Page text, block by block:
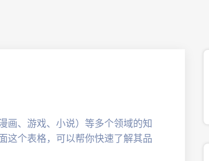
画、游戏、小说）等多个领域的知
这个表格，可以帮你快速了解其品